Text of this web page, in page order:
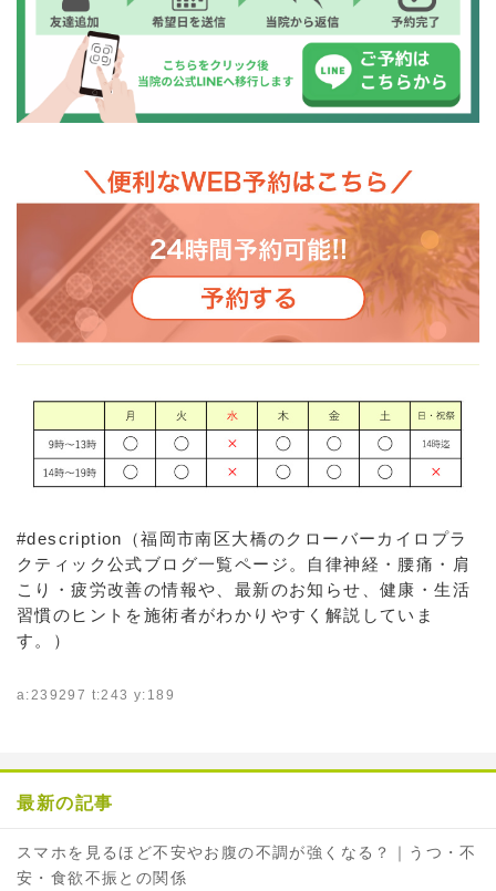
#description（福岡市南区大橋のクローバーカイロプラ
クティック公式ブログ一覧ページ。自律神経・腰痛・肩
こり・疲労改善の情報や、最新のお知らせ、健康・生活
習慣のヒントを施術者がわかりやすく解説していま
す。）
a:239297 t:243 y:189
最新の記事
スマホを見るほど不安やお腹の不調が強くなる？｜うつ・不
安・食欲不振との関係